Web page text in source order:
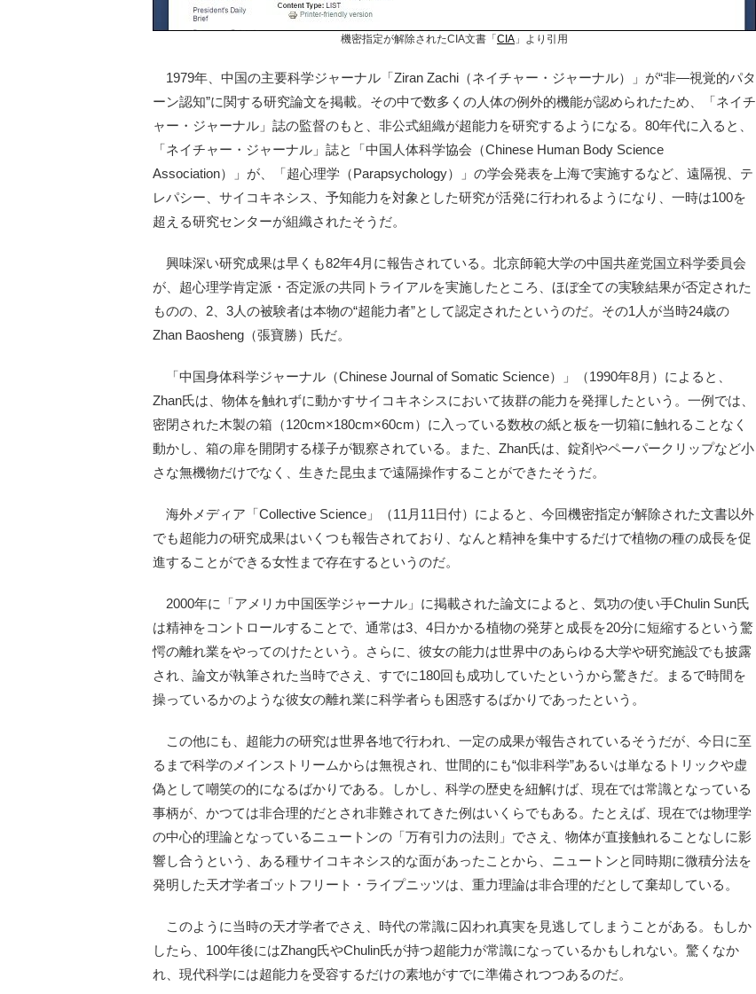
機密指定が解除されたCIA文書「 CIA 」より引用
1979年、中国の主要科学ジャーナル「Ziran Zachi（ネイチャー・ジャーナル）」が“非―視覚的パタ
ーン認知”に関する研究論文を掲載。その中で数多くの人体の例外的機能が認められたため、「ネイチ
ャー・ジャーナル」誌の監督のもと、非公式組織が超能力を研究するようになる。80年代に入ると、
「ネイチャー・ジャーナル」誌と「中国人体科学協会（Chinese Human Body Science
Association）」が、「超心理学（Parapsychology）」の学会発表を上海で実施するなど、遠隔視、テ
レパシー、サイコキネシス、予知能力を対象とした研究が活発に行われるようになり、一時は100を
超える研究センターが組織されたそうだ。
興味深い研究成果は早くも82年4月に報告されている。北京師範大学の中国共産党国立科学委員会
が、超心理学肯定派・否定派の共同トライアルを実施したところ、ほぼ全ての実験結果が否定された
ものの、2、3人の被験者は本物の“超能力者”として認定されたというのだ。その1人が当時24歳の
Zhan Baosheng（張寶勝）氏だ。
「中国身体科学ジャーナル（Chinese Journal of Somatic Science）」（1990年8月）によると、
Zhan氏は、物体を触れずに動かすサイコキネシスにおいて抜群の能力を発揮したという。一例では、
密閉された木製の箱（120cm×180cm×60cm）に入っている数枚の紙と板を一切箱に触れることなく
動かし、箱の扉を開閉する様子が観察されている。また、Zhan氏は、錠剤やペーパークリップなど小
さな無機物だけでなく、生きた昆虫まで遠隔操作することができたそうだ。
海外メディア「Collective Science」（11月11日付）によると、今回機密指定が解除された文書以外
でも超能力の研究成果はいくつも報告されており、なんと精神を集中するだけで植物の種の成長を促
進することができる女性まで存在するというのだ。
2000年に「アメリカ中国医学ジャーナル」に掲載された論文によると、気功の使い手Chulin Sun氏
は精神をコントロールすることで、通常は3、4日かかる植物の発芽と成長を20分に短縮するという驚
愕の離れ業をやってのけたという。さらに、彼女の能力は世界中のあらゆる大学や研究施設でも披露
され、論文が執筆された当時でさえ、すでに180回も成功していたというから驚きだ。まるで時間を
操っているかのような彼女の離れ業に科学者らも困惑するばかりであったという。
この他にも、超能力の研究は世界各地で行われ、一定の成果が報告されているそうだが、今日に至
るまで科学のメインストリームからは無視され、世間的にも“似非科学”あるいは単なるトリックや虚
偽として嘲笑の的になるばかりである。しかし、科学の歴史を紐解けば、現在では常識となっている
事柄が、かつては非合理的だとされ非難されてきた例はいくらでもある。たとえば、現在では物理学
の中心的理論となっているニュートンの「万有引力の法則」でさえ、物体が直接触れることなしに影
響し合うという、ある種サイコキネシス的な面があったことから、ニュートンと同時期に微積分法を
発明した天才学者ゴットフリート・ライプニッツは、重力理論は非合理的だとして棄却している。
このように当時の天才学者でさえ、時代の常識に囚われ真実を見逃してしまうことがある。もしか
したら、100年後にはZhang氏やChulin氏が持つ超能力が常識になっているかもしれない。驚くなか
れ、現代科学には超能力を受容するだけの素地がすでに準備されつつあるのだ。